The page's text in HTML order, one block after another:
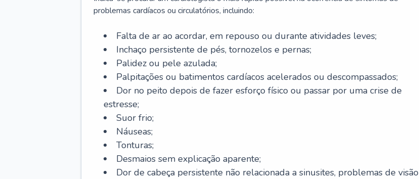
problemas cardíacos ou circulatórios, incluindo:
Falta de ar ao acordar, em repouso ou durante atividades leves;
Inchaço persistente de pés, tornozelos e pernas;
Palidez ou pele azulada;
Palpitações ou batimentos cardíacos acelerados ou descompassados;
Dor no peito depois de fazer esforço físico ou passar por uma crise de
estresse;
Suor frio;
Náuseas;
Tonturas;
Desmaios sem explicação aparente;
Dor de cabeça persistente não relacionada a sinusites, problemas de visão